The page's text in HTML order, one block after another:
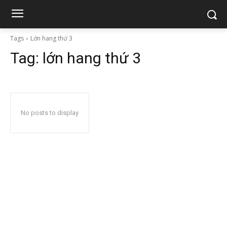
Tags Lớn hang thứ 3
Tag: lớn hang thứ 3
No posts to display